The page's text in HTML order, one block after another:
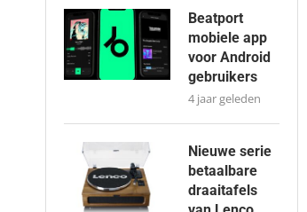
Beatport
mobiele app
voor Android
gebruikers
4 jaar geleden
Nieuwe serie
betaalbare
draaitafels